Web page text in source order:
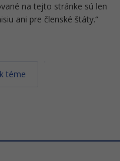
na tejto stránke sú len
ani pre členské štáty.“
téme